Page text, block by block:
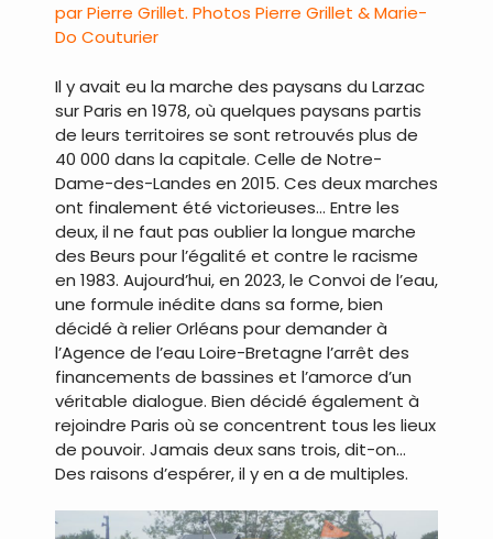
par Pierre Grillet. Photos Pierre Grillet & Marie-
Do Couturier
Il y avait eu la marche des paysans du Larzac
sur Paris en 1978, où quelques paysans partis
de leurs territoires se sont retrouvés plus de
40 000 dans la capitale. Celle de Notre-
Dame-des-Landes en 2015. Ces deux marches
ont finalement été victorieuses… Entre les
deux, il ne faut pas oublier la longue marche
des Beurs pour l’égalité et contre le racisme
en 1983. Aujourd’hui, en 2023, le Convoi de l’eau,
une formule inédite dans sa forme, bien
décidé à relier Orléans pour demander à
l’Agence de l’eau Loire-Bretagne l’arrêt des
financements de bassines et l’amorce d’un
véritable dialogue. Bien décidé également à
rejoindre Paris où se concentrent tous les lieux
de pouvoir. Jamais deux sans trois, dit-on…
Des raisons d’espérer, il y en a de multiples.